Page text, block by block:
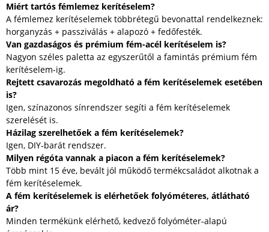
Miért tartós fémlemez kerítéselem?
A fémlemez kerítéselemek többrétegű bevonattal rendelkeznek:
horganyzás + passziválás + alapozó + fedőfesték.
Van gazdaságos és prémium fém-acél kerítéselem is?
Nagyon széles paletta az egyszerűtől a famintás prémium fém
kerítéselem-ig.
Rejtett csavarozás megoldható a fém kerítéselemek esetében
is?
Igen, színazonos sínrendszer segíti a fém kerítéselemek
szerelését is.
Házilag szerelhetőek a fém kerítéselemek?
Igen, DIY‑barát rendszer.
Milyen régóta vannak a piacon a fém kerítéselemek?
Több mint 15 éve, bevált jól működő termékcsaládot alkotnak a
fém kerítéselemek.
A fém kerítéselemek is elérhetőek folyóméteres, átlátható
ár?
Minden termékünk elérhető, kedvező folyóméter‑alapú